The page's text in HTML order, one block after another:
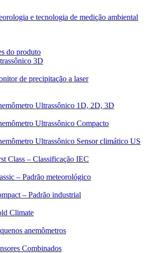
do produto
3D
de precipitação a laser
Ultrassônico 1D, 2D, 3D
Ultrassônico Compacto
Ultrassônico Sensor climático US
Class – Classificação IEC
– Padrão meteorológico
– Padrão industrial
Climate
anemômetros
Combinados